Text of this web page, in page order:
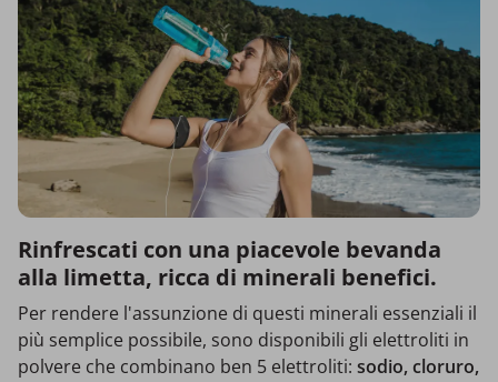
Rinfrescati con una piacevole bevanda
alla limetta, ricca di minerali benefici.
Per rendere l'assunzione di questi minerali essenziali il
più semplice possibile, sono disponibili gli elettroliti in
polvere che combinano ben 5 elettroliti: sodio, cloruro,